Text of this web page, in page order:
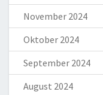
November 2024
Oktober 2024
September 2024
August 2024